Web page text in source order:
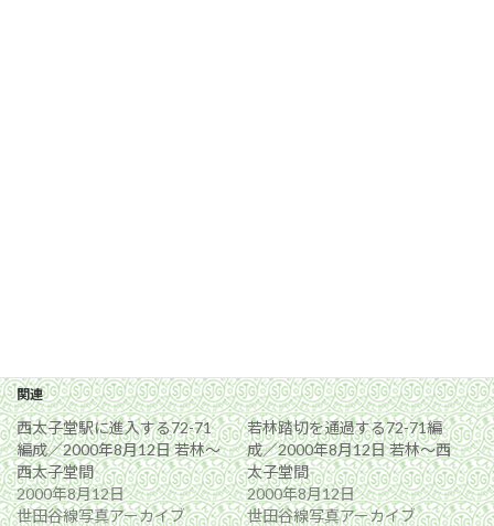
関連
西太子堂駅に進入する72-71
編成／2000年8月12日 若林〜
西太子堂間
2000年8月12日
世田谷線写真アーカイブ
若林踏切を通過する72-71編
成／2000年8月12日 若林〜西
太子堂間
2000年8月12日
世田谷線写真アーカイブ